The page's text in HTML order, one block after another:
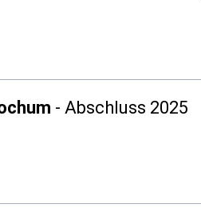
- Abschluss 2025